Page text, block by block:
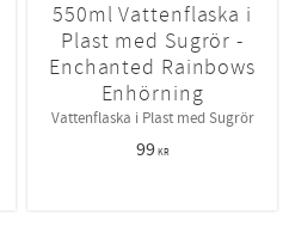
550ml Vattenflaska i
Plast med Sugrör -
Enchanted Rainbows
Enhörning
Vattenflaska i Plast med Sugrör
99KR